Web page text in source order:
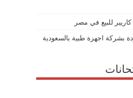
للبيع في مصر
بشركة اجهزة طبية بالسعودية